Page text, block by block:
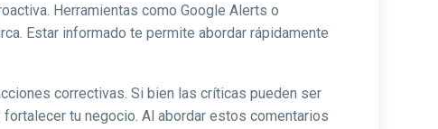
Herramientas como Google Alerts o
Estar informado te permite abordar rápidamente
correctivas. Si bien las críticas pueden ser
tu negocio. Al abordar estos comentarios